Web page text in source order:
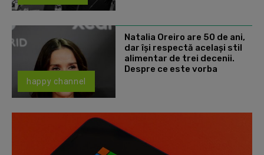
happy channel
Natalia Oreiro are 50 de ani,
dar își respectă același stil
alimentar de trei decenii.
Despre ce este vorba